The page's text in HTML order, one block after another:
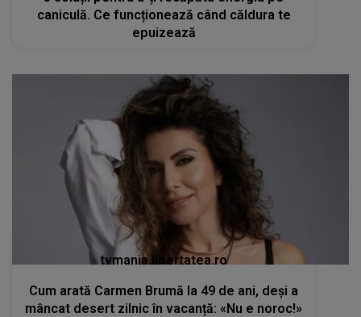
caniculă. Ce funcționează când căldura te
epuizează
tvmania.libertatea.ro
Cum arată Carmen Brumă la 49 de ani, deși a
mâncat desert zilnic în vacanță: «Nu e noroc!»